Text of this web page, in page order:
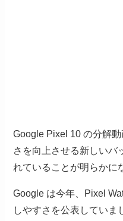
Google Pixel 10 の分解
さを向上させる新しいバ
れていることが明らかに
Google は今年、Pixel
しやすさを公表していま